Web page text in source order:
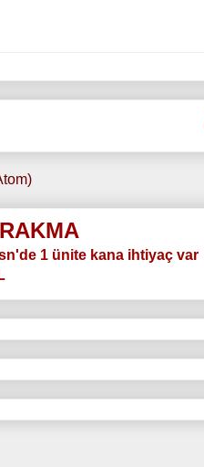
sn'de 1 ünite kana ihtiyaç var